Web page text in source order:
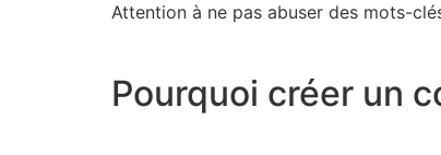
Attention à ne pas abuser des mots-
Pourquoi créer un